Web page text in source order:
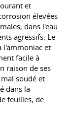
et
élevées
dans l'eau
agressifs. Le
l'ammoniac et
facile à
raison de ses
soudé et
dans la
feuilles, de